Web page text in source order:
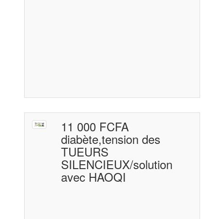
11 000 FCFA
diabète,tension des
TUEURS
SILENCIEUX/solution
avec HAOQI